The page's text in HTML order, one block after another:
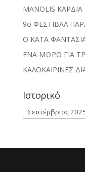
MANOLIS
9ο ΦΕΣΤΙΒΑΛ
Ο ΚΑΤΑ
ΕΝΑ ΜΩΡΟ ΓΙΑ
ΚΑΛΟΚΑΙΡΙΝΕΣ
Ιστορικό
Ιστορικό